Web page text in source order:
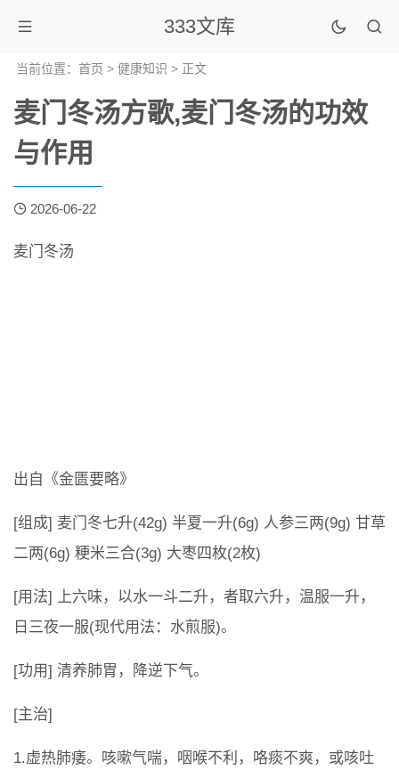
333文库
当前位置： 首页 > 健康知识 > 正文
麦门冬汤方歌,麦门冬汤的功效
与作用
2026-06-22
麦门冬汤
出自《金匮要略》
[组成] 麦门冬七升(42g) 半夏一升(6g) 人参三两(9g) 甘草
二两(6g) 粳米三合(3g) 大枣四枚(2枚)
[用法] 上六味，以水一斗二升，者取六升，温服一升，
日三夜一服(现代用法：水煎服)。
[功用] 清养肺胃，降逆下气。
[主治]
1.虚热肺痿。咳嗽气喘，咽喉不利，咯痰不爽，或咳吐